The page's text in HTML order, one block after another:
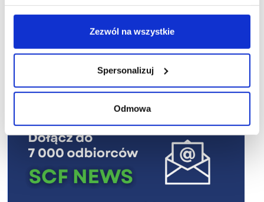
Zezwól na wszystkie
Spersonalizuj
Odmowa
R E K L A M A